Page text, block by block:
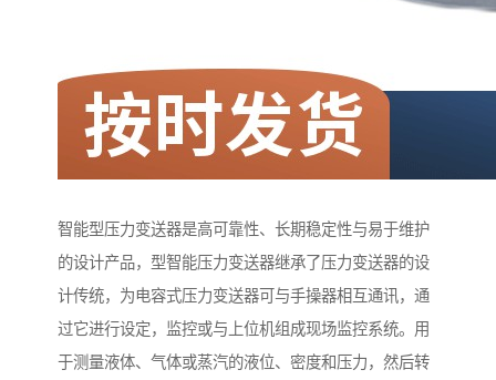
智能型压力变送器是高可靠性、长期稳定性与易于维护
的设计产品，型智能压力变送器继承了压力变送器的设
计传统，为电容式压力变送器可与手操器相互通讯，通
过它进行设定，监控或与上位机组成现场监控系统。用
于测量液体、气体或蒸汽的液位、密度和压力，然后转